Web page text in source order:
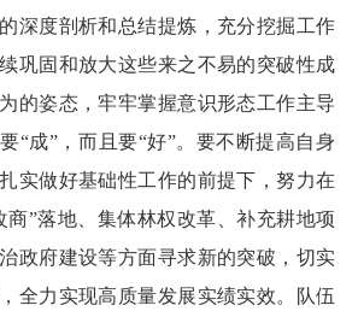
深度剖析和总结提炼，充分挖掘工作
巩固和放大这些来之不易的突破性成
的姿态，牢牢掌握意识形态工作主导
“成”，而且要“好”。要不断提高自身
实做好基础性工作的前提下，努力在
商”落地、集体林权改革、补充耕地项
政府建设等方面寻求新的突破，切实
全力实现高质量发展实绩实效。队伍